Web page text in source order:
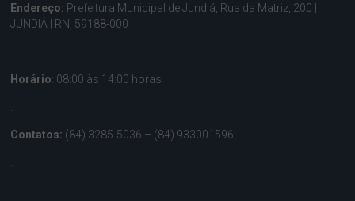
Endereço: Prefeitura Municipal de Jundiá, Rua da Matriz, 200 |
JUNDIÁ | RN, 59188-000
Horário: 08:00 às 14:00 horas
Contatos: (84) 3285-5036 – (84) 933001596